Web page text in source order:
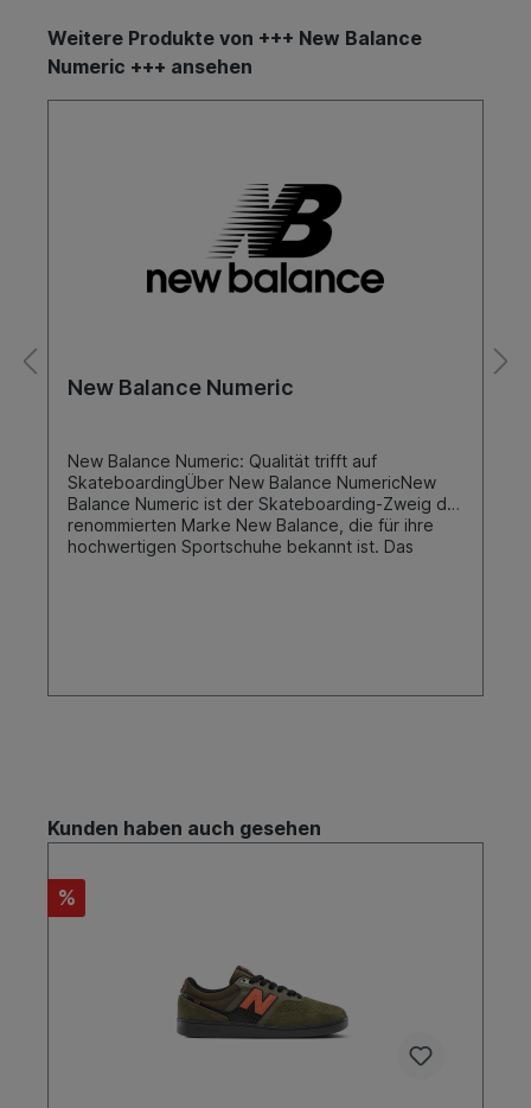
Weitere Produkte von +++ New Balance
Numeric +++ ansehen
New Balance Numeric
New Balance Numeric: Qualität trifft auf
SkateboardingÜber New Balance NumericNew
Balance Numeric ist der Skateboarding-Zweig der
renommierten Marke New Balance, die für ihre
hochwertigen Sportschuhe bekannt ist. Das
Innovation in der Produktentwicklung. Die Schuhe
UnterstützungTop-Skater im TeamNew Balance
Numeric sponsert eine Vielzahl von talentierten
und die Qualität der Produkte validieren. Diese
Teamfahrer bringen ihre Expertise ein und helfen
Balance Numeric engagiert sich aktiv in der
Skate-Community, indem sie lokale Skate-Events
und Contests unterstützt und junge Talente
fördert. Die Marke fördert eine positive
Kunden haben auch gesehen
%